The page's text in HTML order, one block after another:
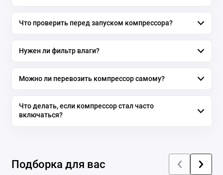
Что проверить перед запуском компрессора?
Нужен ли фильтр влаги?
Можно ли перевозить компрессор самому?
Что делать, если компрессор стал часто
включаться?
Подборка для вас